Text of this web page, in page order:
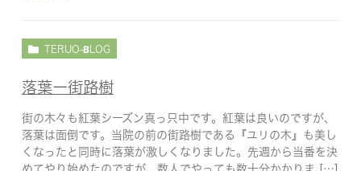
TERUO-BLOG
落葉ー街路樹
街の木々も紅葉シーズン真っ只中です。紅葉は良いのですが、
落葉は面倒です。当院の前の街路樹である『ユリの木』も美し
くなったと同時に落葉が激しくなりました。先週から当番を決